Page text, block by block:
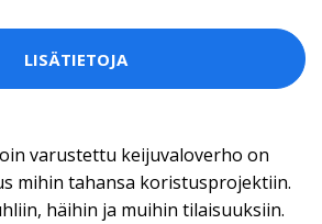
LISÄTIETOJA
varustettu keijuvaloverho on
mihin tahansa koristusprojektiin.
häihin ja muihin tilaisuuksiin.